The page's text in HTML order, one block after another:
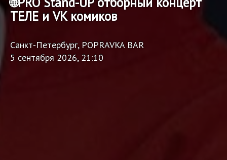
ТЕЛЕ и VK комиков
Санкт-Петербург, POPRAVKA BAR
5 сентября 2026, 21:10